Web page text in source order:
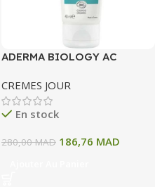
ADERMA BIOLOGY AC
ANTI IMPERFECTIONS 40 ML
CREMES JOUR
En stock
280,00MAD 186,76 MAD